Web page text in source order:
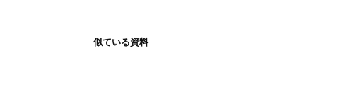
似ている資料